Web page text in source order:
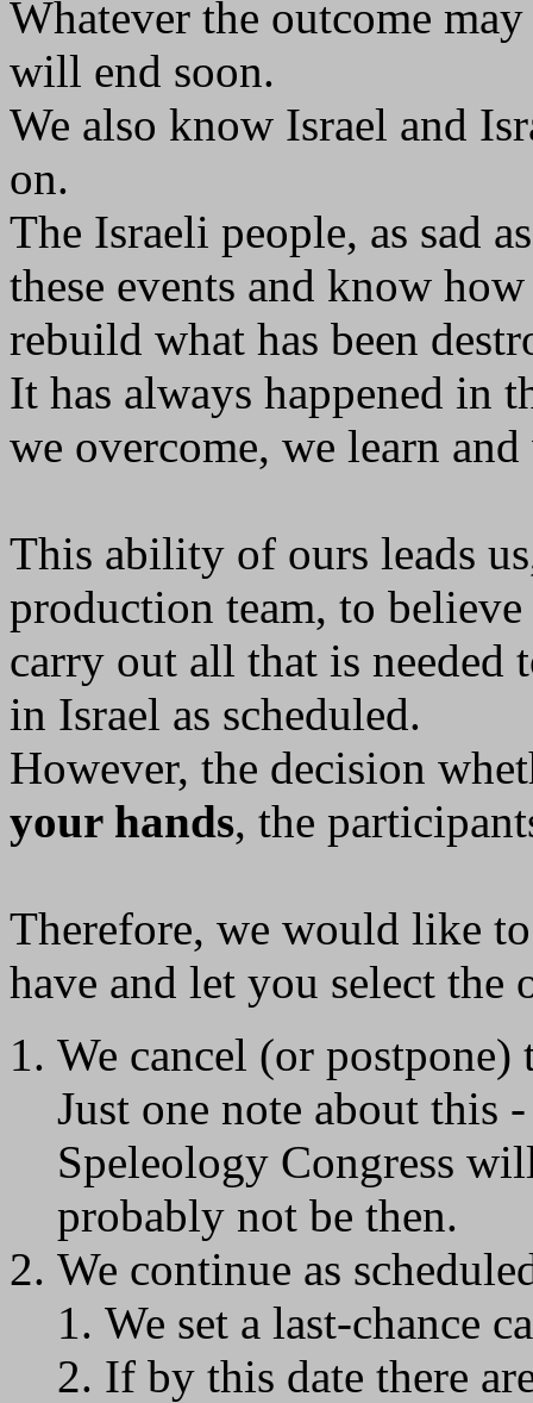
Whatever the outcome
will end soon.
We also know Israel and
on.
The Israeli people, as sad
these events and know
rebuild what has been
It has always happened in
we overcome, we learn
This ability of ours leads
production team, to
carry out all that is needed
in Israel as scheduled.
However, the decision
your hands, the
Therefore, we would like
have and let you select
We cancel (or
Just one note about this
Speleology Congress
probably not be then.
We continue as
We set a last-chance
If by this date there